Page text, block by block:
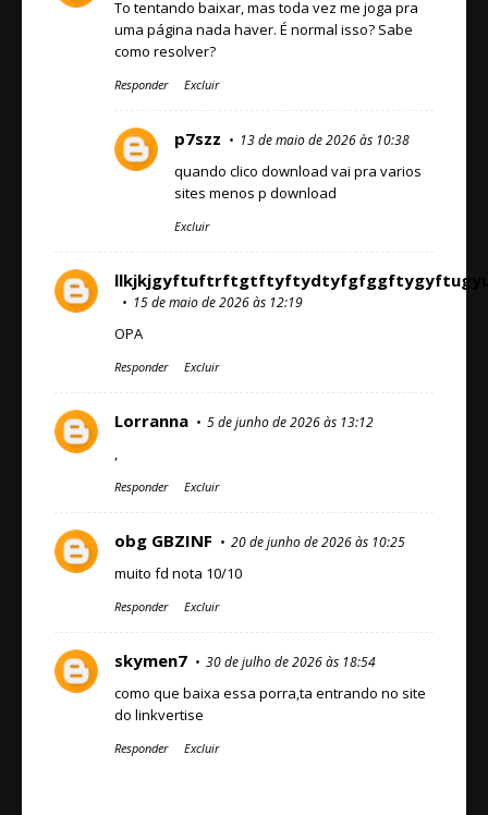
To tentando baixar, mas toda vez me joga pra
uma página nada haver. É normal isso? Sabe
como resolver?
Responder Excluir
p7szz 13 de maio de 2026 às 10:38
quando clico download vai pra varios
sites menos p download
Excluir
15 de maio de 2026 às 12:19
OPA
Responder Excluir
Lorranna 5 de junho de 2026 às 13:12
,
Responder Excluir
obg GBZINF 20 de junho de 2026 às 10:25
muito fd nota 10/10
Responder Excluir
skymen7 30 de julho de 2026 às 18:54
como que baixa essa porra,ta entrando no site
do linkvertise
Responder Excluir